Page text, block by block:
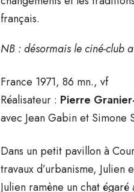
français.
NB : désormais le ciné-club
France 1971, 86 mn., vf
Réalisateur : Pierre
avec Jean Gabin et Simone
Dans un petit pavillon à
travaux d’urbanisme, Julien
Julien ramène un chat